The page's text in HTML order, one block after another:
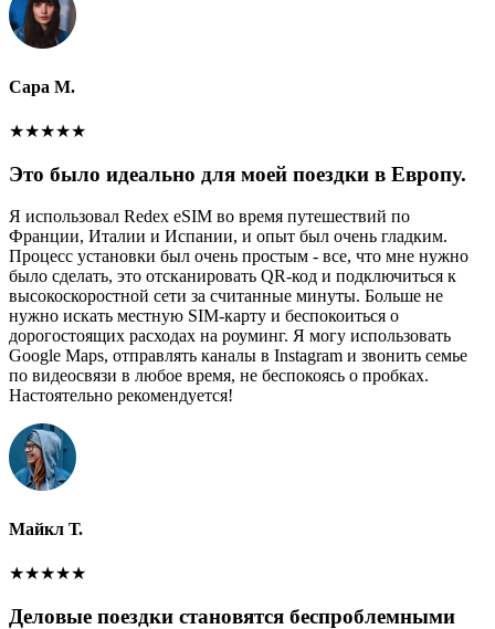
Сара М.
★★★★★
Это было идеально для моей поездки в Европу.
Я использовал Redex eSIM во время путешествий по
Франции, Италии и Испании, и опыт был очень гладким.
Процесс установки был очень простым - все, что мне нужно
было сделать, это отсканировать QR-код и подключиться к
высокоскоростной сети за считанные минуты. Больше не
нужно искать местную SIM-карту и беспокоиться о
дорогостоящих расходах на роуминг. Я могу использовать
Google Maps, отправлять каналы в Instagram и звонить семье
по видеосвязи в любое время, не беспокоясь о пробках.
Настоятельно рекомендуется!
Майкл Т.
★★★★★
Деловые поездки становятся беспроблемными